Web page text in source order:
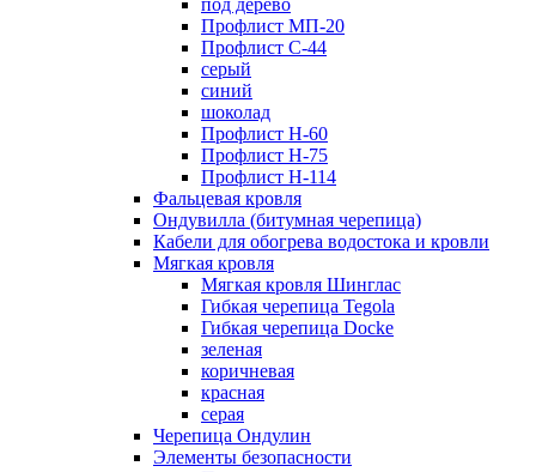
под дерево
Профлист МП-20
Профлист С-44
серый
синий
шоколад
Профлист Н-60
Профлист Н-75
Профлист H-114
Фальцевая кровля
Ондувилла (битумная черепица)
Кабели для обогрева водостока и кровли
Мягкая кровля
Мягкая кровля Шинглас
Гибкая черепица Tegola
Гибкая черепица Docke
зеленая
коричневая
красная
серая
Черепица Ондулин
Элементы безопасности